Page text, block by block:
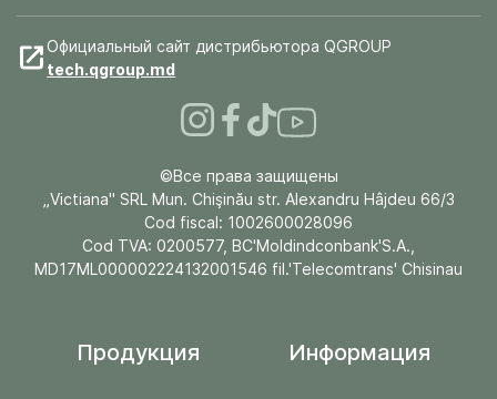
Официальный сайт дистрибьютора QGROUP
tech.qgroup.md
©Все права защищены
„Victiana" SRL Mun. Chişinău str. Alexandru Hâjdeu 66/3
Cod fiscal: 1002600028096
Cod TVA: 0200577, BC'Moldindconbank'S.A.,
MD17ML000002224132001546 fil.'Telecomtrans' Chisinau
Продукция Информация